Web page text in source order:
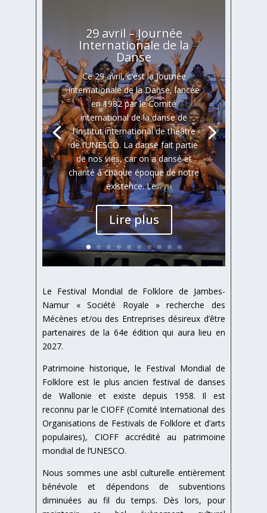
29 avril – Journée
Internationale de la
Danse
Ce 29 avril, c'est la Journée
Internationale de la Danse, lancée
en 1982 par le Comité
international de la danse de
l’Institut international de théâtre
de l’UNESCO. La danse fait partie
de nos vies, car on a dansé et
chanté à chaque époque de notre
existence. Le...
Lire plus
Le Festival Mondial de Folklore de Jambes-
Namur « Société Royale » recherche des
Mécènes et/ou des Entreprises désireux d’être
partenaires de la 64e édition qui aura lieu en
2027.
Patrimoine historique, le Festival Mondial de
Folklore est le plus ancien festival de danses
de Wallonie et existe depuis 1958. Il est
reconnu par le CIOFF (Comité International des
Organisations de Festivals de Folklore et d’arts
populaires), CIOFF accrédité au patrimoine
mondial de l’UNESCO.
Nous sommes une asbl culturelle entièrement
bénévole et dépendons de subventions
diminuées au fil du temps. Dès lors, pour